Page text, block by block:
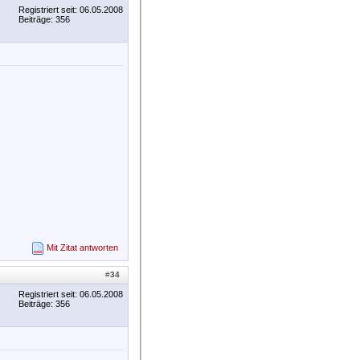
Registriert seit: 06.05.2008
Beiträge: 356
Mit Zitat antworten
#34
Registriert seit: 06.05.2008
Beiträge: 356